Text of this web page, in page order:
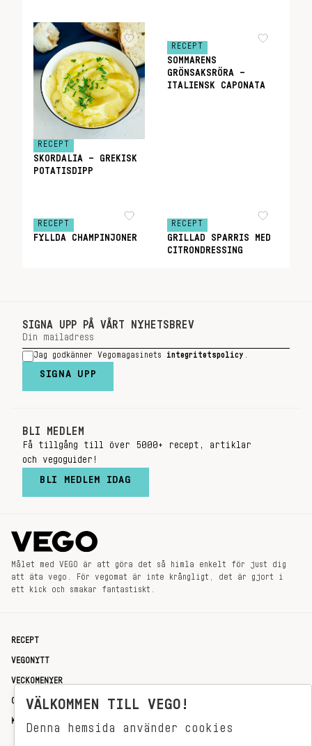
RECEPT
SKORDALIA – GREKISK
POTATISDIPP
RECEPT
SOMMARENS
GRÖNSAKSRÖRA –
ITALIENSK CAPONATA
RECEPT
FYLLDA CHAMPINJONER
RECEPT
GRILLAD SPARRIS MED
CITRONDRESSING
SIGNA UPP PÅ VÅRT NYHETSBREV
Jag godkänner Vegomagasinets integritetspolicy
SIGNA UPP
BLI MEDLEM
Få tillgång till över 5000+ recept, artiklar
och vegoguider!
BLI MEDLEM IDAG
Målet med VEGO är att göra det så himla enkelt för just dig
att äta vego. För vegomat är inte krångligt, det är gjort i
ett kick och smakar fantastiskt.
RECEPT
VEGONYTT
VECKOMENYER
OM OSS
KONTAKT
VÄLKOMMEN TILL VEGO!
Denna hemsida använder cookies